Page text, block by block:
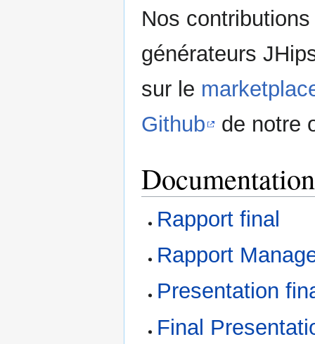
Nos
générateurs
sur le
Github
de notre
Documentation
Rapport final
Rapport
Presentation
Final